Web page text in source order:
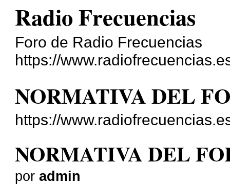
Radio Frecuencias
Foro de Radio Frecuencias
https://
NORMATIVA DEL
https://
NORMATIVA DEL
poradmin